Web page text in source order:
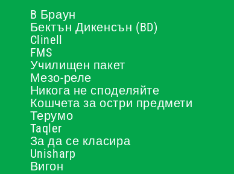
B Браун
Бектън Дикенсън (BD)
Clinell
FMS
Училищен пакет
Мезо-реле
Никога не споделяйте
Кошчета за остри предмети
Терумо
Taqler
За да се класира
Unisharp
Вигон